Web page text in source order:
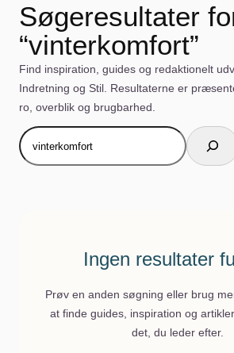
Søgeresultater
“vinterkomfort”
Find inspiration, guides og redaktionelt
Indretning og Stil. Resultaterne er
ro, overblik og brugbarhed.
Søg
Ingen resultater
Prøv en anden søgning eller brug
at finde guides, inspiration og
det, du leder efter.